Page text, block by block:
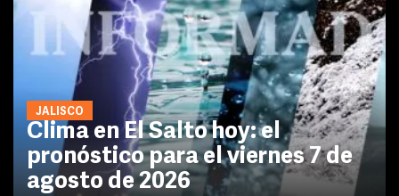
JALISCO
Clima en El Salto hoy: el
pronóstico para el viernes 7 de
agosto de 2026